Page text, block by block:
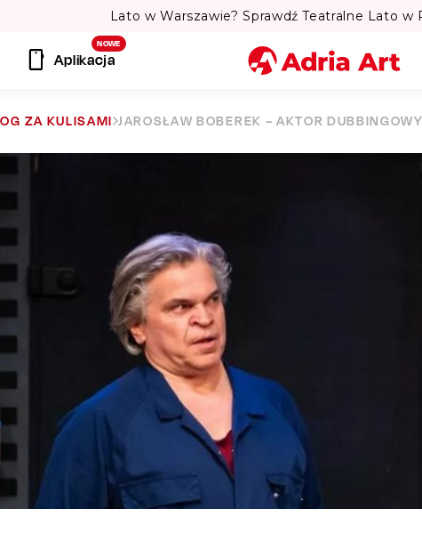
Lato w Warszawie? Sprawdź Teatralne Lato w
NOWE
Aplikacja
ZA KULISAMI JAROSŁAW BOBEREK – AKTOR